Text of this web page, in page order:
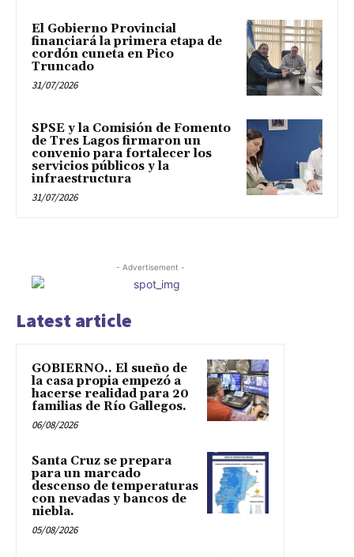
El Gobierno Provincial
financiará la primera etapa de
cordón cuneta en Pico
Truncado
31/07/2026
SPSE y la Comisión de Fomento
de Tres Lagos firmaron un
convenio para fortalecer los
servicios públicos y la
infraestructura
31/07/2026
- Advertisement -
Latest article
GOBIERNO.. El sueño de
la casa propia empezó a
hacerse realidad para 20
familias de Río Gallegos.
06/08/2026
Santa Cruz se prepara
para un marcado
descenso de temperaturas
con nevadas y bancos de
niebla.
05/08/2026